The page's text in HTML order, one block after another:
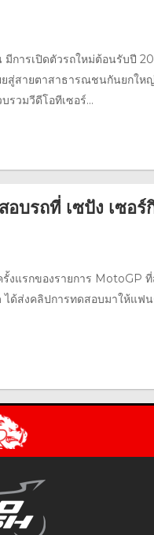
การเปิดตัวรถใหม่ต้อนรับปี
ยสู่สายตาสาธารณชนกันยกใหญ่
รวมวีดีโอทีเซอร์...
บรถที่ เซปัง เซอร์
งแรกของรายการ MotoGP
ได้ส่งคลิปการทดสอบมาให้แฟ